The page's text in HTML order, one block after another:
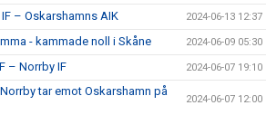
– Oskarshamns AIK 2024-06-13 12:37
- kammade noll i Skåne 2024-06-09 05:30
– Norrby IF 2024-06-07 19:10
tar emot Oskarshamn på
2024-06-07 12:00